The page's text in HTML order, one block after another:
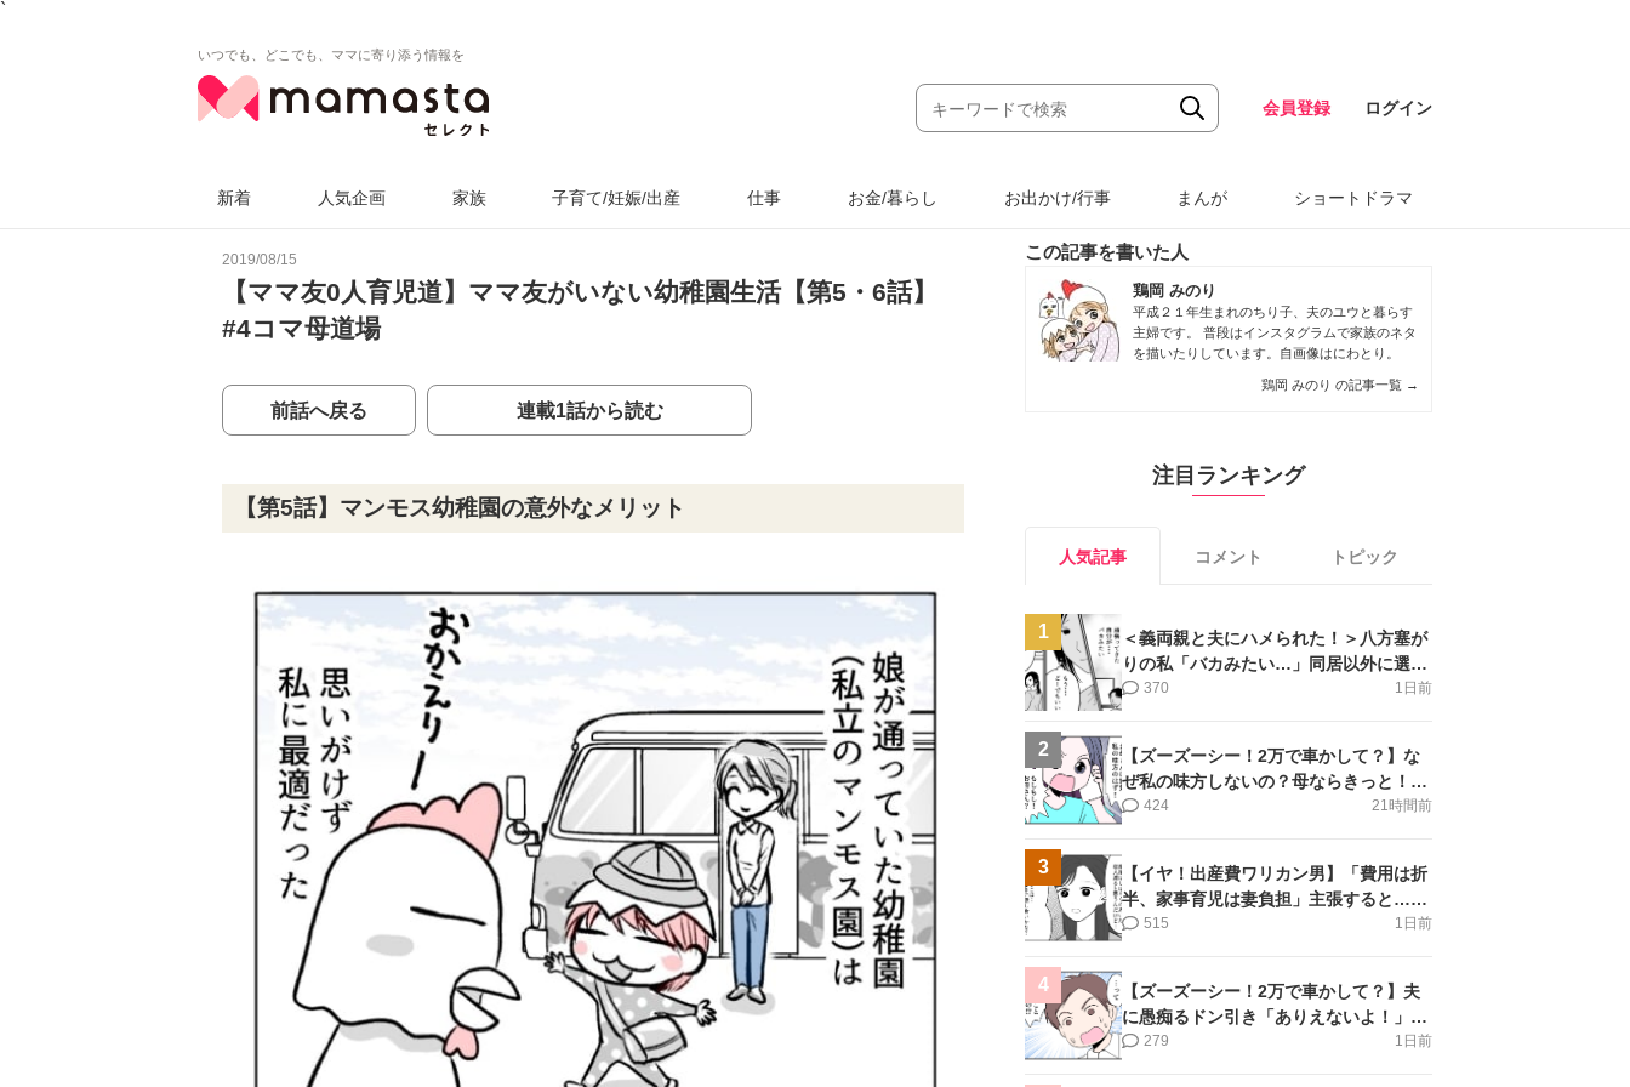
`
いつでも、どこでも、ママに寄り添う情報を
会員登録 ログイン
新着 人気企画 家族 子育て/妊娠/出産 仕事 お金/暮らし お出かけ/行事 まんが ショートドラマ
2019/08/15
【ママ友0人育児道】ママ友がいない幼稚園生活【第5・6話】
#4コマ母道場
前話へ戻る 連載1話から読む
【第5話】マンモス幼稚園の意外なメリット
この記事を書いた人
鶏岡 みのり
平成２１年生まれのちり子、夫のユウと暮らす
主婦です。 普段はインスタグラムで家族のネタ
を描いたりしています。自画像はにわとり。
鶏岡 みのり の記事一覧 →
注目ランキング
人気記事 コメント トピック
1
＜義両親と夫にハメられた！＞八方塞が
りの私「バカみたい…」同居以外に選択
肢がない【第5話まんが】
1日前
370
2
【ズーズーシー！2万で車かして？】な
ぜ私の味方しないの？母ならきっと！＜
第17話＞#4コマ母道場
21時間前
424
3
【イヤ！出産費ワリカン男】「費用は折
半、家事育児は妻負担」主張すると…＜
第11話＞#4コマ母道場
1日前
515
4
【ズーズーシー！2万で車かして？】夫
に愚痴るドン引き「ありえないよ！」＜
第16話＞#4コマ母道場
1日前
279